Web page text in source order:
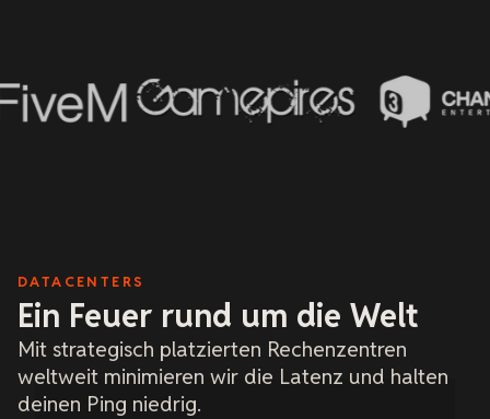
DATACENTERS
Ein Feuer rund um die Welt
Mit strategisch platzierten Rechenzentren
weltweit minimieren wir die Latenz und halten
deinen Ping niedrig.